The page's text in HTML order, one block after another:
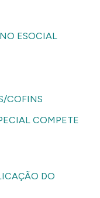
ESOCIAL
COFINS
COMPETE
DO